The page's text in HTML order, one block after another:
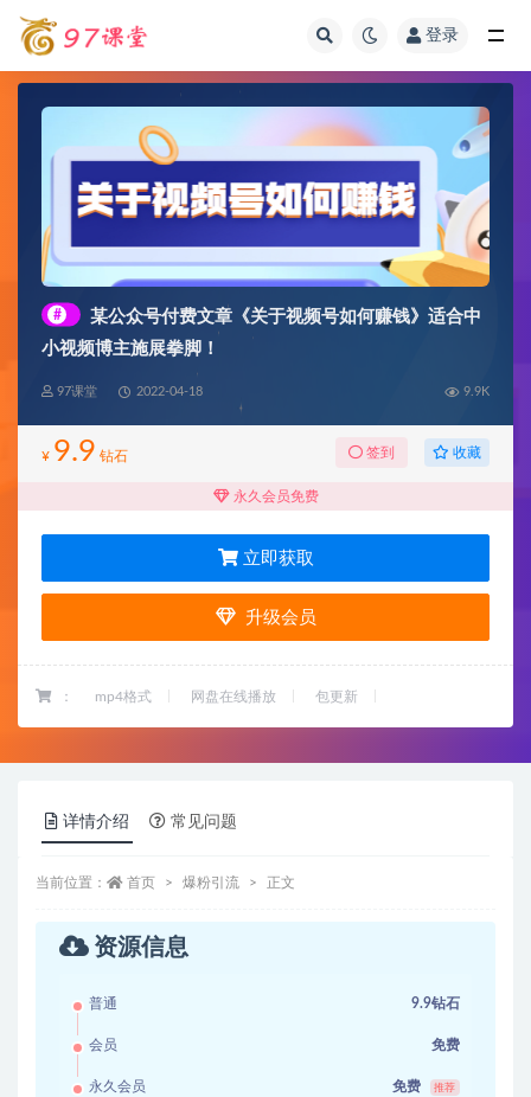
登录
#
某公众号付费文章《关于视频号如何赚钱》适合中
小视频博主施展拳脚！
97课堂 2022-04-18 9.9K
¥ 9.9 钻石 签到 收藏
永久会员免费
立即获取
升级会员
： mp4格式 网盘在线播放 包更新
详情介绍 常见问题
当前位置： 首页 爆粉引流 正文
资源信息
普通 9.9钻石
会员 免费
永久会员 免费 推荐